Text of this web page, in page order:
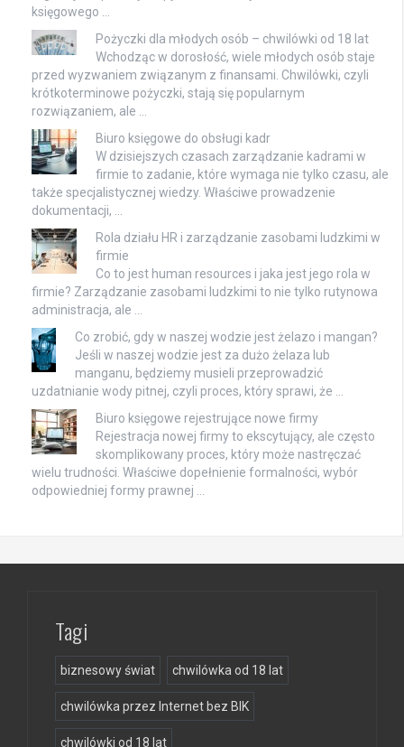
księgowego …
Pożyczki dla młodych osób – chwilówki od 18 lat
Wchodząc w dorosłość, wiele młodych osób staje
przed wyzwaniem związanym z finansami. Chwilówki, czyli
krótkoterminowe pożyczki, stają się popularnym
rozwiązaniem, ale …
Biuro księgowe do obsługi kadr
W dzisiejszych czasach zarządzanie kadrami w
firmie to zadanie, które wymaga nie tylko czasu, ale
także specjalistycznej wiedzy. Właściwe prowadzenie
dokumentacji, …
Rola działu HR i zarządzanie zasobami ludzkimi w
firmie
Co to jest human resources i jaka jest jego rola w
firmie? Zarządzanie zasobami ludzkimi to nie tylko rutynowa
administracja, ale …
Co zrobić, gdy w naszej wodzie jest żelazo i mangan?
Jeśli w naszej wodzie jest za dużo żelaza lub
manganu, będziemy musieli przeprowadzić
uzdatnianie wody pitnej, czyli proces, który sprawi, że …
Biuro księgowe rejestrujące nowe firmy
Rejestracja nowej firmy to ekscytujący, ale często
skomplikowany proces, który może nastręczać
wielu trudności. Właściwe dopełnienie formalności, wybór
odpowiedniej formy prawnej …
Tagi
biznesowy świat chwilówka od 18 lat
chwilówka przez Internet bez BIK
chwilówki od 18 lat